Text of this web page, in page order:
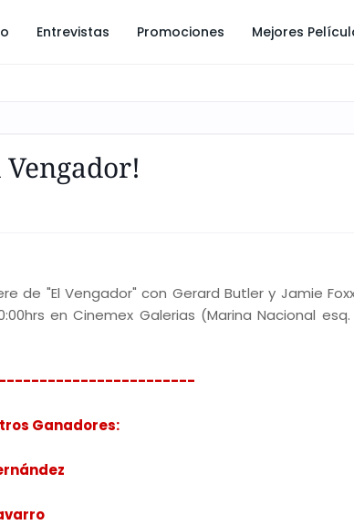
Entrevistas Promociones Mejores
de "El Vengador" con Gerard Butler y Jamie
en Cinemex Galerias (Marina Nacional
Ganadores: